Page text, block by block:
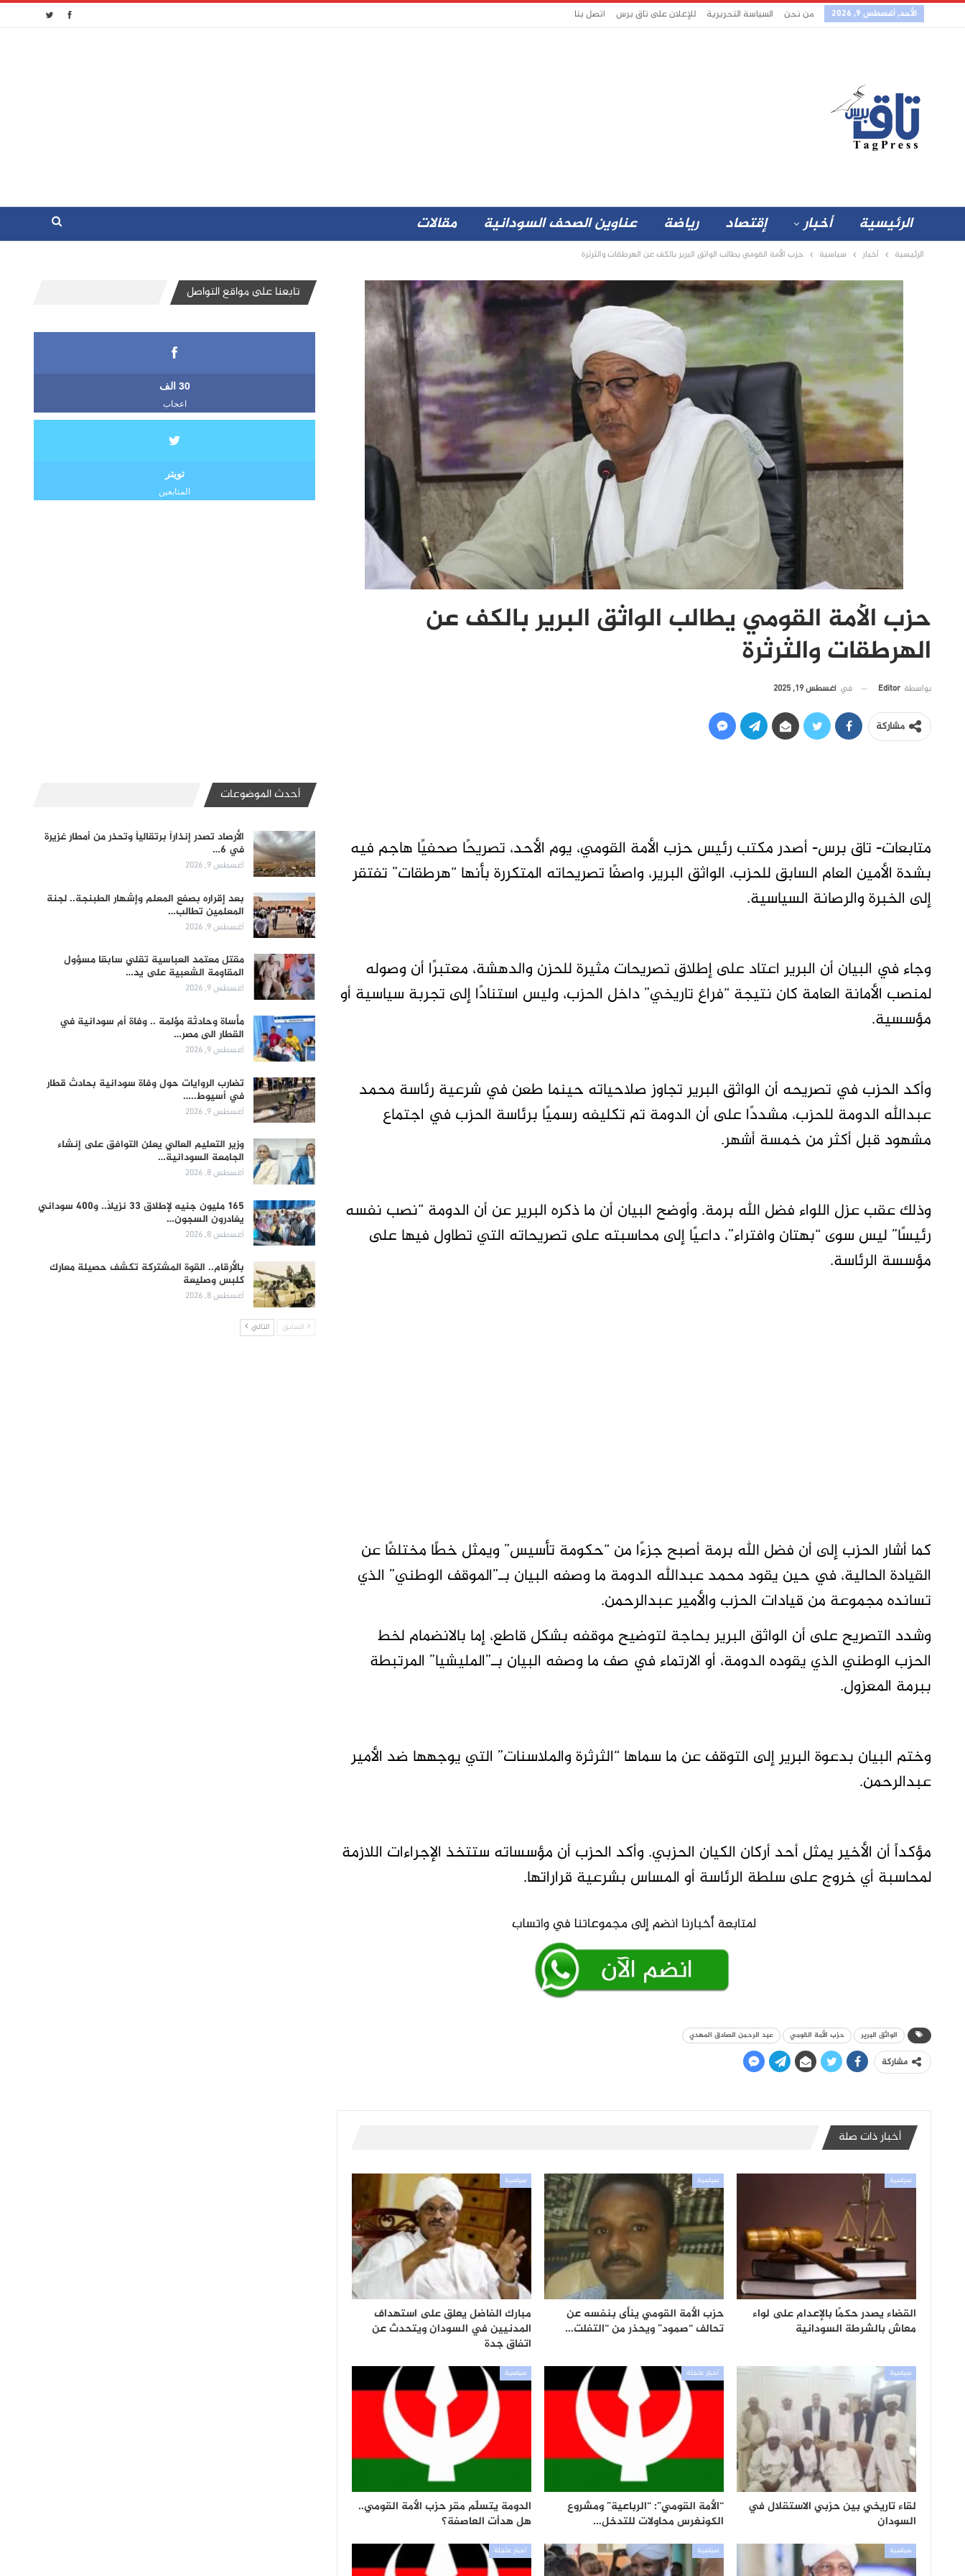
الأحد, أغسطس 9, 2026 من نحن السياسة التحريرية للإعلان على تاق برس اتصل بنا
الرئيسية أخبار إقتصاد رياضة عناوين الصحف السودانية مقالات
الرئيسية أخبار سياسية حزب الأمة القومي يطالب الواثق البرير بالكف عن الهرطقات والثرثرة
حزب الأمة القومي يطالب الواثق البرير بالكف عن
الهرطقات والثرثرة
بواسطة Editor في أغسطس 19, 2025
مشاركة
متابعات- تاق برس- أصدر مكتب رئيس حزب الأمة القومي، يوم الأحد، تصريحًا صحفيًا هاجم فيه
بشدة الأمين العام السابق للحزب، الواثق البرير، واصفًا تصريحاته المتكررة بأنها “هرطقات” تفتقر
إلى الخبرة والرصانة السياسية.
وجاء في البيان أن البرير اعتاد على إطلاق تصريحات مثيرة للحزن والدهشة، معتبرًا أن وصوله
لمنصب الأمانة العامة كان نتيجة “فراغ تاريخي” داخل الحزب، وليس استنادًا إلى تجربة سياسية أو
مؤسسية.
وأكد الحزب في تصريحه أن الواثق البرير تجاوز صلاحياته حينما طعن في شرعية رئاسة محمد
عبدالله الدومة للحزب، مشددًا على أن الدومة تم تكليفه رسميًا برئاسة الحزب في اجتماع
مشهود قبل أكثر من خمسة أشهر.
وذلك عقب عزل اللواء فضل الله برمة. وأوضح البيان أن ما ذكره البرير عن أن الدومة “نصب نفسه
رئيسًا” ليس سوى “بهتان وافتراء”، داعيًا إلى محاسبته على تصريحاته التي تطاول فيها على
مؤسسة الرئاسة.
كما أشار الحزب إلى أن فضل الله برمة أصبح جزءًا من “حكومة تأسيس” ويمثل خطًا مختلفًا عن
القيادة الحالية، في حين يقود محمد عبدالله الدومة ما وصفه البيان بـ”الموقف الوطني” الذي
تسانده مجموعة من قيادات الحزب والأمير عبدالرحمن.
وشدد التصريح على أن الواثق البرير بحاجة لتوضيح موقفه بشكل قاطع، إما بالانضمام لخط
الحزب الوطني الذي يقوده الدومة، أو الارتماء في صف ما وصفه البيان بـ”المليشيا” المرتبطة
ببرمة المعزول.
وختم البيان بدعوة البرير إلى التوقف عن ما سماها “الثرثرة والملاسنات” التي يوجهها ضد الأمير
عبدالرحمن.
مؤكداً أن الأخير يمثل أحد أركان الكيان الحزبي. وأكد الحزب أن مؤسساته ستتخذ الإجراءات اللازمة
لمحاسبة أي خروج على سلطة الرئاسة أو المساس بشرعية قراراتها.
الواثق البرير حزب الأمة القومي عبد الرحمن الصادق المهدي
مشاركة
أخبار ذات صلة
سياسية
القضاء يصدر حكمًا بالإعدام على لواء
معاش بالشرطة السودانية
سياسية
حزب الأمة القومي ينأى بنفسه عن
تحالف “صمود” ويحذر من “التفلت…
سياسية
مبارك الفاضل يعلق على استهداف
المدنيين في السودان ويتحدث عن
اتفاق جدة
سياسية
لقاء تاريخي بين حزبي الاستقلال في
السودان
أخبار عاجلة
“الأمة القومي”: “الرباعية” ومشروع
الكونغرس محاولات للتدخل…
سياسية
الدومة يتسلّم مقر حزب الأمة القومي..
هل هدأت العاصفة؟
سياسية سياسية أخبار عاجلة
تابعنا على مواقع التواصل
30 الف
اعجاب
تويتر
المتابعين
أحدث الموضوعات
الأرصاد تصدر إنذاراً برتقالياً وتحذر من أمطار غزيرة
في 6…
أغسطس 9, 2026
بعد إقراره بصفع المعلم وإشهار الطبنجة.. لجنة
المعلمين تطالب…
أغسطس 9, 2026
مقتل معتمد العباسية تقلي سابقا مسؤول
المقاومة الشعبية على يد…
أغسطس 9, 2026
مأساة وحادثة مؤلمة .. وفاة أم سودانية في
القطار الى مصر…
أغسطس 9, 2026
تضارب الروايات حول وفاة سودانية بحادث قطار
في أسيوط..…
أغسطس 9, 2026
وزير التعليم العالي يعلن التوافق على إنشاء
الجامعة السودانية…
أغسطس 8, 2026
165 مليون جنيه لإطلاق 33 نزيلاً.. و400 سوداني
يغادرون السجون…
أغسطس 8, 2026
بالأرقام.. القوة المشتركة تكشف حصيلة معارك
كلبس وصليعة
أغسطس 8, 2026
السابق التالي